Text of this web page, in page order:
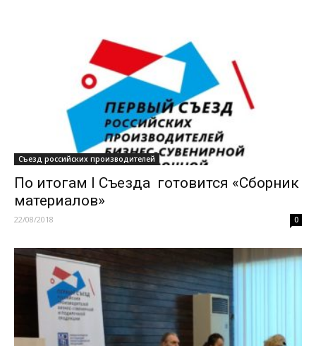
Съезд российских производителей
По итогам I Съезда готовится «Сборник
материалов»
22/08/2018 0